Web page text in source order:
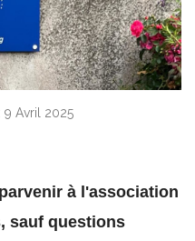
9 Avril 2025
à l'association
sauf questions